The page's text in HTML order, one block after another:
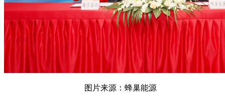
图片来源：蜂巢能源